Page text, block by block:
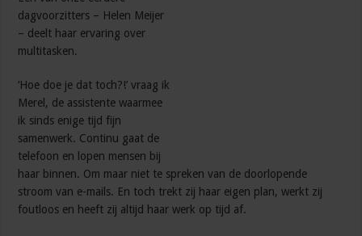
dagvoorzitters – Helen Meijer
– deelt haar ervaring over
multitasken.
‘Hoe doe je dat toch?!’ vraag ik
Merel, de assistente waarmee
ik sinds enige tijd fijn
samenwerk. Continu gaat de
telefoon en lopen mensen bij
haar binnen. Om maar niet te spreken van de doorlopende
stroom van e-mails. En toch trekt zij haar eigen plan, werkt zij
foutloos en heeft zij altijd haar werk op tijd af.